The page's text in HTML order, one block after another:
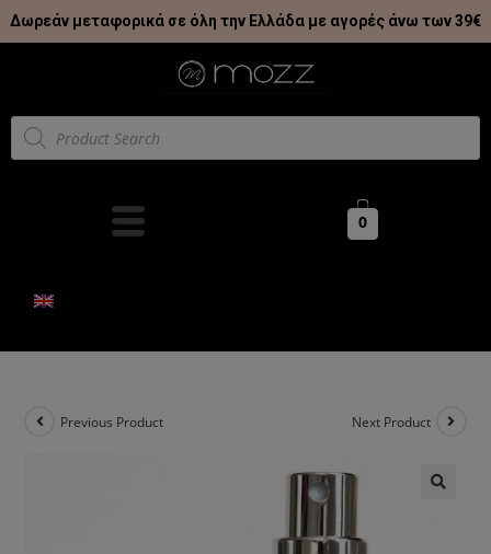
Δωρεάν μεταφορικά σε όλη την Ελλάδα με αγορές άνω των 39€
0
Previous Product Next Product